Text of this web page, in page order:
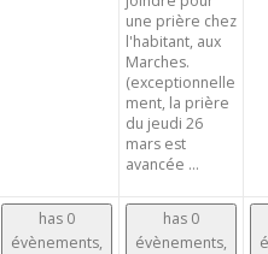
une prière chez
l'habitant, aux
Marches.
(exceptionnelle
ment, la prière
du jeudi 26
mars est
avancée ...
has 0
évènements,
has 0
évènements,